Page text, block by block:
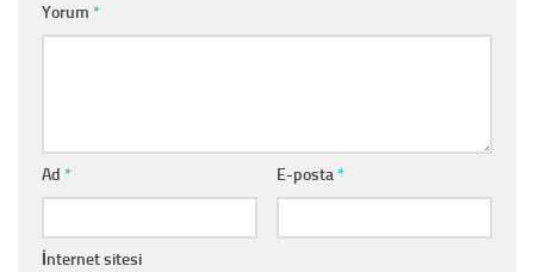
Yorum *
Ad * E-posta*
İnternet sitesi